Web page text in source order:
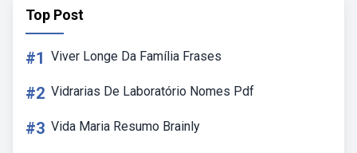
Top Post
#1 Viver Longe Da Família Frases
#2 Vidrarias De Laboratório Nomes Pdf
#3 Vida Maria Resumo Brainly